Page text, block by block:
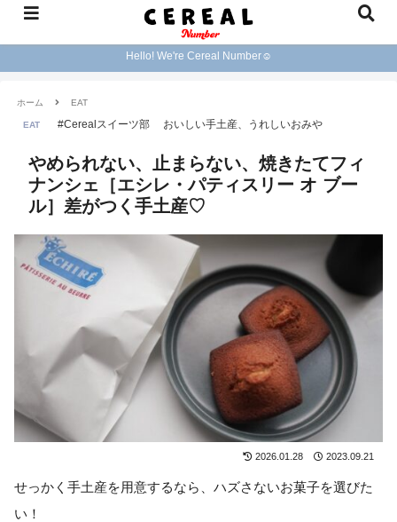
Hello! We're Cereal Number☺︎
ホーム EAT
EAT #Cerealスイーツ部 おいしい手土産、うれしいおみや
やめられない、止まらない、焼きたてフィ
ナンシェ［エシレ・パティスリー オ ブー
ル］差がつく手土産♡
2026.01.28 2023.09.21
せっかく手土産を用意するなら、ハズさないお菓子を選びた
い！